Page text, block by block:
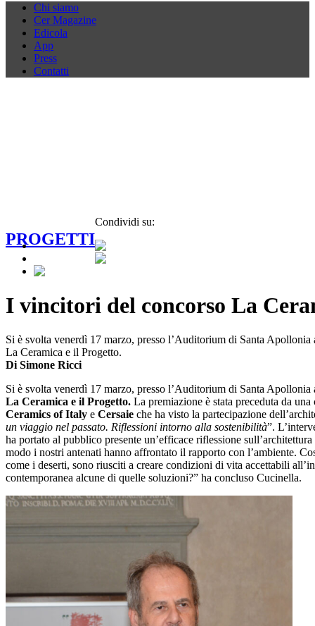
Chi siamo
Cer Magazine
Edicola
App
Press
Contatti
PROGETTI
Condividi su:
I vincitori del concorso La
Si è svolta venerdì 17 marzo, presso l’Auditorium di Santa
La Ceramica e il Progetto.
Di Simone Ricci
Si è svolta venerdì 17 marzo, presso l’Auditorium di Santa
La Ceramica e il Progetto. La premiazione è stata preceduta da
Ceramics of Italy e Cersaie che ha visto la partecipazione
un viaggio nel passato. Riflessioni intorno alla sostenibilità”.
ha portato al pubblico presente un’efficace riflessione
modo i nostri antenati hanno affrontato il rapporto con l’ambiente.
come i deserti, sono riusciti a creare condizioni di vita accettabili
contemporanea alcune di quelle soluzioni?” ha concluso Cucinella.